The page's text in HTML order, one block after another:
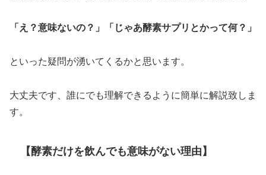
「え？意味ないの？」「じゃあ酵素サプリとかって何？」
といった疑問が湧いてくるかと思います。
大丈夫です、誰にでも理解できるように簡単に解説致しま
す。
【酵素だけを飲んでも意味がない理由】